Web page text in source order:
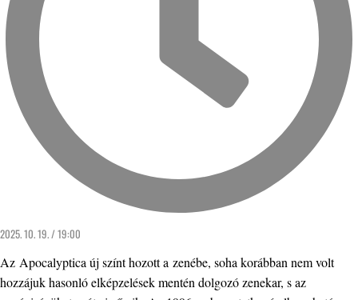
2025. 10. 19. / 19:00
Az Apocalyptica új színt hozott a zenébe, soha korábban nem volt
hozzájuk hasonló elképzelések mentén dolgozó zenekar, s az